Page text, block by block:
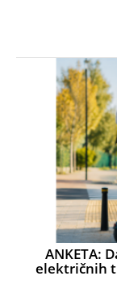
ANKETA:
električnih